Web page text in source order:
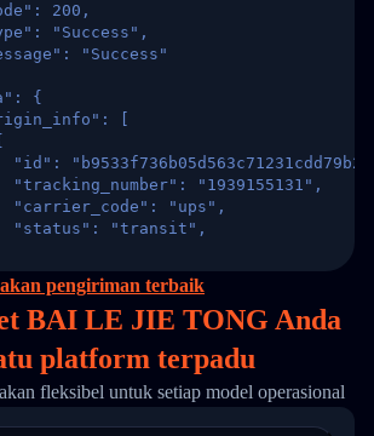
200,
"Success",
"Success"
{
[
"id":
"tracking_number": "1939155131",
"carrier_code": "ups",
"status": "transit",
"itemTimeLength": 2,
"weblink": "",
"phone": null,
"trackinfo": [
{
"Date": "2017-03-08 04: 22: 00",
"StatusDescription": "Departed
pengiriman terbaik
BAI LE JIE TONG Anda
platform terpadu
fleksibel untuk setiap model operasional